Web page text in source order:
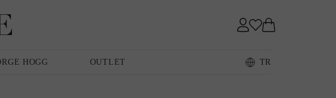
HOGG OUTLET TR